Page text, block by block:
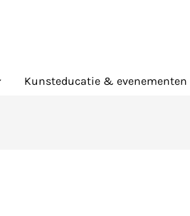
Kunsteducatie & evenementen